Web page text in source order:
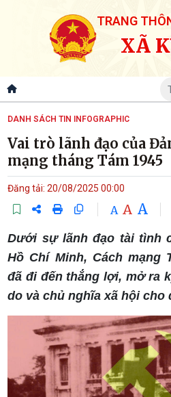
TRANG
XÃ
DANH SÁCH TIN INFOGRAPHIC
Vai trò lãnh đạo của
mạng tháng Tám 1945
Đăng tải: 20/08/2025 00:00
A A A
Dưới sự lãnh đạo tài tình
Hồ Chí Minh, Cách mạng
đã đi đến thắng lợi, mở ra
do và chủ nghĩa xã hội cho